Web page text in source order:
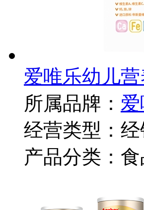
爱唯乐幼儿营
所属品牌：
经营类型：
产品分类：